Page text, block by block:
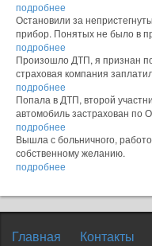
подробнее
Остановили за
прибор. Понятых не было в
подробнее
Произошло ДТП, я признан
страховая компания
подробнее
Попала в ДТП, второй
автомобиль застрахован по
подробнее
Вышла с больничного,
собственному желанию.
подробнее
Главная Контакты